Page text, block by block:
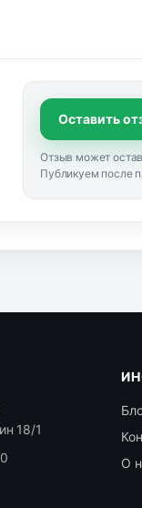
Оставить
Отзыв может
Публикуем после
18/1
О